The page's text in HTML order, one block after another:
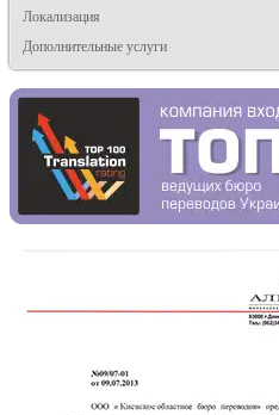
Локализация
Дополнительные услуги